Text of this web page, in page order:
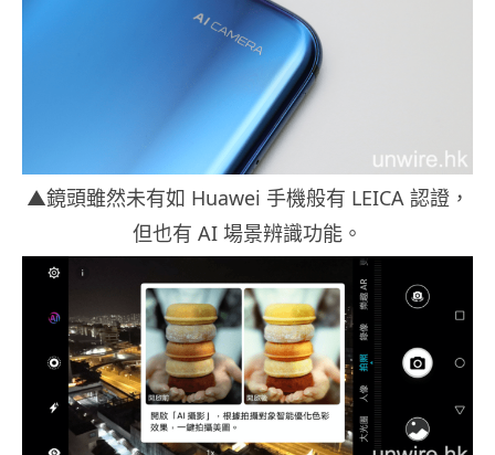
▲鏡頭雖然未有如 Huawei 手機般有 LEICA 認證，
但也有 AI 場景辨識功能。